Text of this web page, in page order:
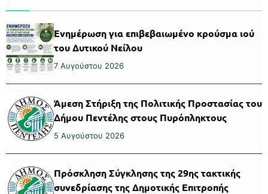
Ενημέρωση για επιβεβαιωμένο κρούσμα ιού
του Δυτικού Νείλου
7 Αυγούστου 2026
Άμεση Στήριξη της Πολιτικής Προστασίας του
Δήμου Πεντέλης στους Πυρόπληκτους
5 Αυγούστου 2026
Πρόσκληση Σύγκλησης της 29ης τακτικής
συνεδρίασης της Δημοτικής Επιτροπής